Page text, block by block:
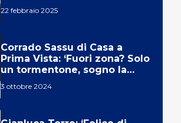
22 febbraio 2025
Corrado Sassu di Casa a
Prima Vista: ‘Fuori zona? Solo
un tormentone, sogno la
3 ottobre 2024